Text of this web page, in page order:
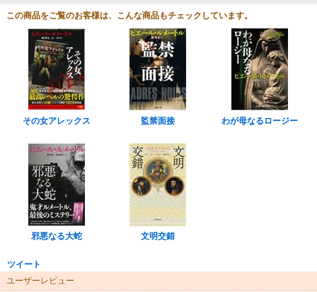
この商品をご覧のお客様は、こんな商品もチェックしています。
その女アレックス 監禁面接 わが母なるロージー
邪悪なる大蛇 文明交錯
ツイート
ユーザーレビュー